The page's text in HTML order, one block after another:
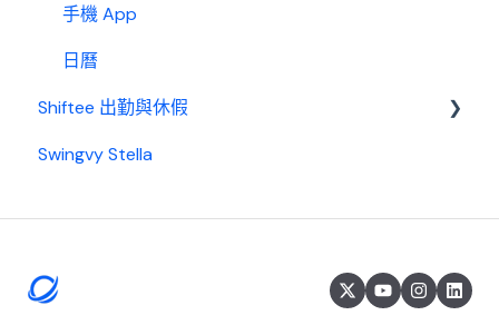
手機 App
日曆
Shiftee 出勤與休假
Swingvy x Shiftee 新手教學｜全方位排班系統看完
開始使用 Shiftee
Swingvy Stella